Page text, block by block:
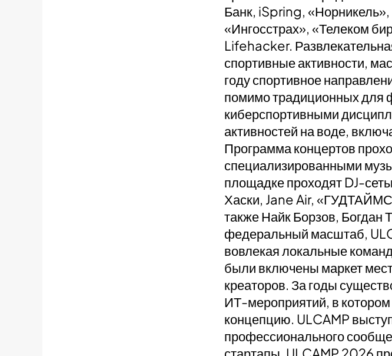
Банк, iSpring,
«Ингосстрах», «Телеком
Lifehacker.
спортивные активности,
году спортивное
помимо традиционных для
киберспортивными
активностей на воде,
Программа концертов
специализированными
площадке проходят DJ-
Хаски, Jane Air,
также Найк Борзов, Богдан
федеральный масштаб,
вовлекая локальные
были включены маркет
креаторов. За годы
ИТ-мероприятий, в
концепцию. ULCAMP
профессионального